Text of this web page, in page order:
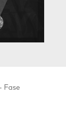
Fase